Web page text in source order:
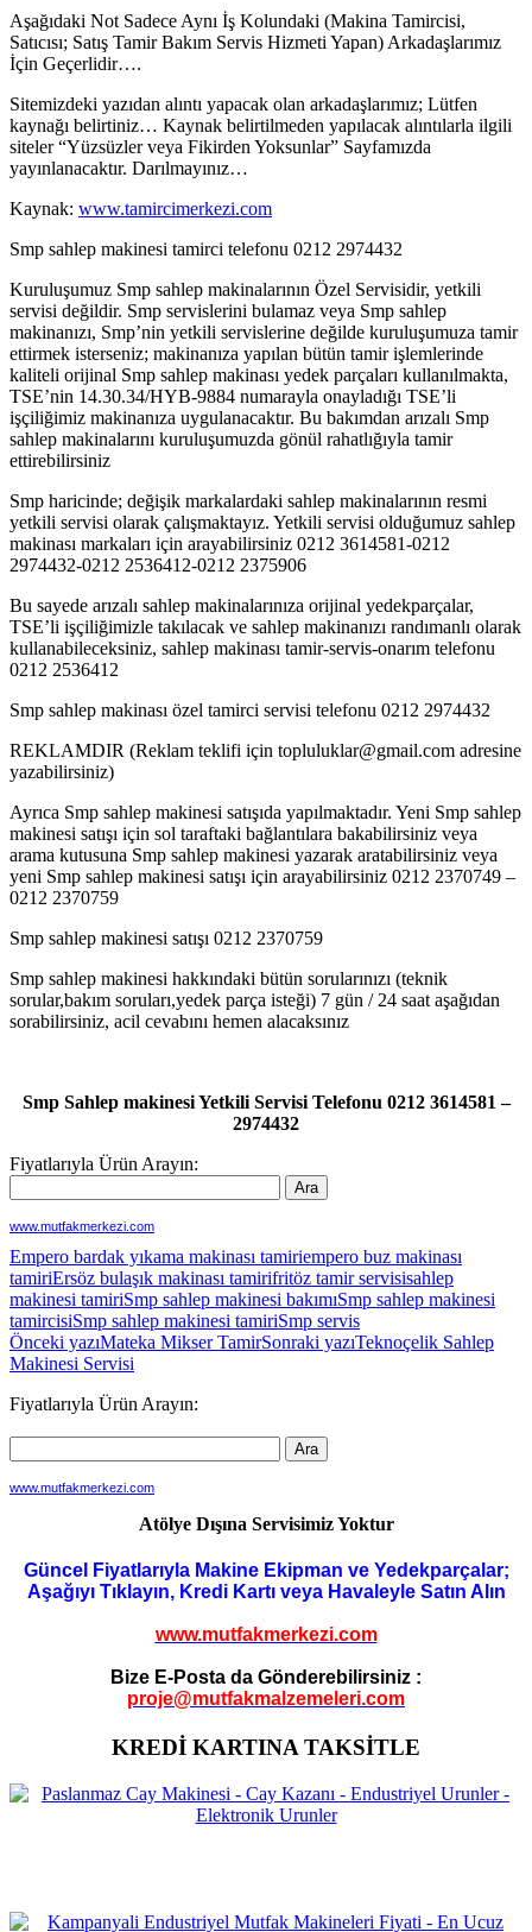
Aşağıdaki Not Sadece Aynı İş Kolundaki (Makina Tamircisi,
Satıcısı; Satış Tamir Bakım Servis Hizmeti Yapan) Arkadaşlarımız
İçin Geçerlidir….
Sitemizdeki yazıdan alıntı yapacak olan arkadaşlarımız; Lütfen
kaynağı belirtiniz… Kaynak belirtilmeden yapılacak alıntılarla ilgili
siteler “Yüzsüzler veya Fikirden Yoksunlar” Sayfamızda
yayınlanacaktır. Darılmayınız…
Kaynak: www.tamircimerkezi.com
Smp sahlep makinesi tamirci telefonu 0212 2974432
Kuruluşumuz Smp sahlep makinalarının Özel Servisidir, yetkili
servisi değildir. Smp servislerini bulamaz veya Smp sahlep
makinanızı, Smp’nin yetkili servislerine değilde kuruluşumuza tamir
ettirmek isterseniz; makinanıza yapılan bütün tamir işlemlerinde
kaliteli orijinal Smp sahlep makinası yedek parçaları kullanılmakta,
TSE’nin 14.30.34/HYB-9884 numarayla onayladığı TSE’li
işçiliğimiz makinanıza uygulanacaktır. Bu bakımdan arızalı Smp
sahlep makinalarını kuruluşumuzda gönül rahatlığıyla tamir
ettirebilirsiniz
Smp haricinde; değişik markalardaki sahlep makinalarının resmi
yetkili servisi olarak çalışmaktayız. Yetkili servisi olduğumuz sahlep
makinası markaları için arayabilirsiniz 0212 3614581-0212
2974432-0212 2536412-0212 2375906
Bu sayede arızalı sahlep makinalarınıza orijinal yedekparçalar,
TSE’li işçiliğimizle takılacak ve sahlep makinanızı randımanlı olarak
kullanabileceksiniz, sahlep makinası tamir-servis-onarım telefonu
0212 2536412
Smp sahlep makinası özel tamirci servisi telefonu 0212 2974432
REKLAMDIR (Reklam teklifi için topluluklar@gmail.com adresine
yazabilirsiniz)
Ayrıca Smp sahlep makinesi satışıda yapılmaktadır. Yeni Smp sahlep
makinesi satışı için sol taraftaki bağlantılara bakabilirsiniz veya
arama kutusuna Smp sahlep makinesi yazarak aratabilirsiniz veya
yeni Smp sahlep makinesi satışı için arayabilirsiniz 0212 2370749 –
0212 2370759
Smp sahlep makinesi satışı 0212 2370759
Smp sahlep makinesi hakkındaki bütün sorularınızı (teknik
sorular,bakım soruları,yedek parça isteği) 7 gün / 24 saat aşağıdan
sorabilirsiniz, acil cevabını hemen alacaksınız
Smp Sahlep makinesi Yetkili Servisi Telefonu 0212 3614581 –
2974432
Fiyatlarıyla Ürün Arayın:
www.mutfakmerkezi.com
Empero bardak yıkama makinası tamiriempero buz makinası
tamiriErsöz bulaşık makinası tamirifritöz tamir servisisahlep
makinesi tamiriSmp sahlep makinesi bakımıSmp sahlep makinesi
tamircisiSmp sahlep makinesi tamiriSmp servis
Yazı
dolaşımı
Önceki yazıMateka Mikser TamirSonraki yazıTeknoçelik Sahlep
Makinesi Servisi
Fiyatlarıyla Ürün Arayın:
www.mutfakmerkezi.com
Atölye Dışına Servisimiz Yoktur
Güncel Fiyatlarıyla Makine Ekipman ve Yedekparçalar;
Aşağıyı Tıklayın, Kredi Kartı veya Havaleyle Satın Alın
www.mutfakmerkezi.com
Bize E-Posta da Gönderebilirsiniz :
proje@mutfakmalzemeleri.com
KREDİ KARTINA TAKSİTLE